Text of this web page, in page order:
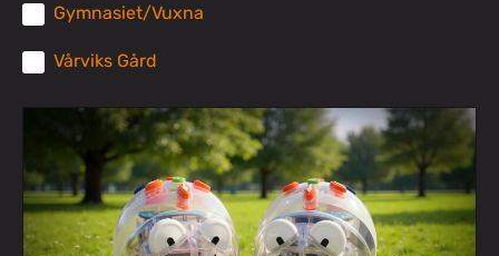
Gymnasiet/Vuxna
Vårviks Gård